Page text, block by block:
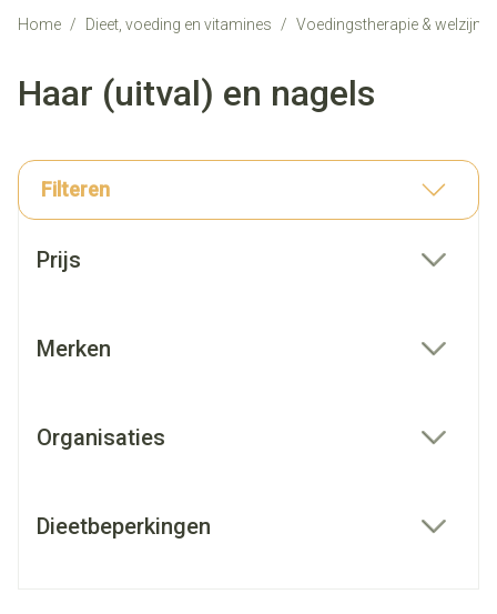
Home / Dieet, voeding en vitamines / Voedingstherapie & welzijn
Haar (uitval) en nagels
Filteren
Prijs
Merken
Organisaties
Dieetbeperkingen